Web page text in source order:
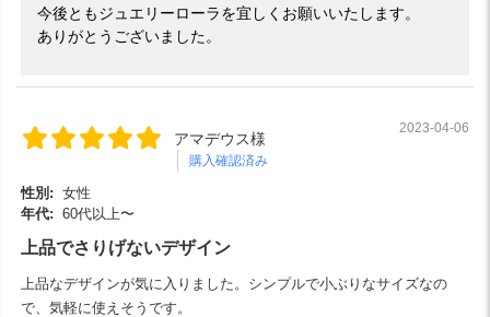
今後ともジュエリーローラを宜しくお願いいたします。
ありがとうございました。
アマデウス様
購入確認済み
2023-04-06
性別: 女性
年代: 60代以上〜
上品でさりげないデザイン
上品なデザインが気に入りました。シンプルで小ぶりなサイズなの
で、気軽に使えそうです。